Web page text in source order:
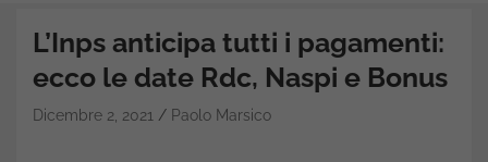
L’Inps anticipa tutti i pagamenti:
ecco le date Rdc, Naspi e Bonus
Dicembre 2, 2021 Paolo Marsico